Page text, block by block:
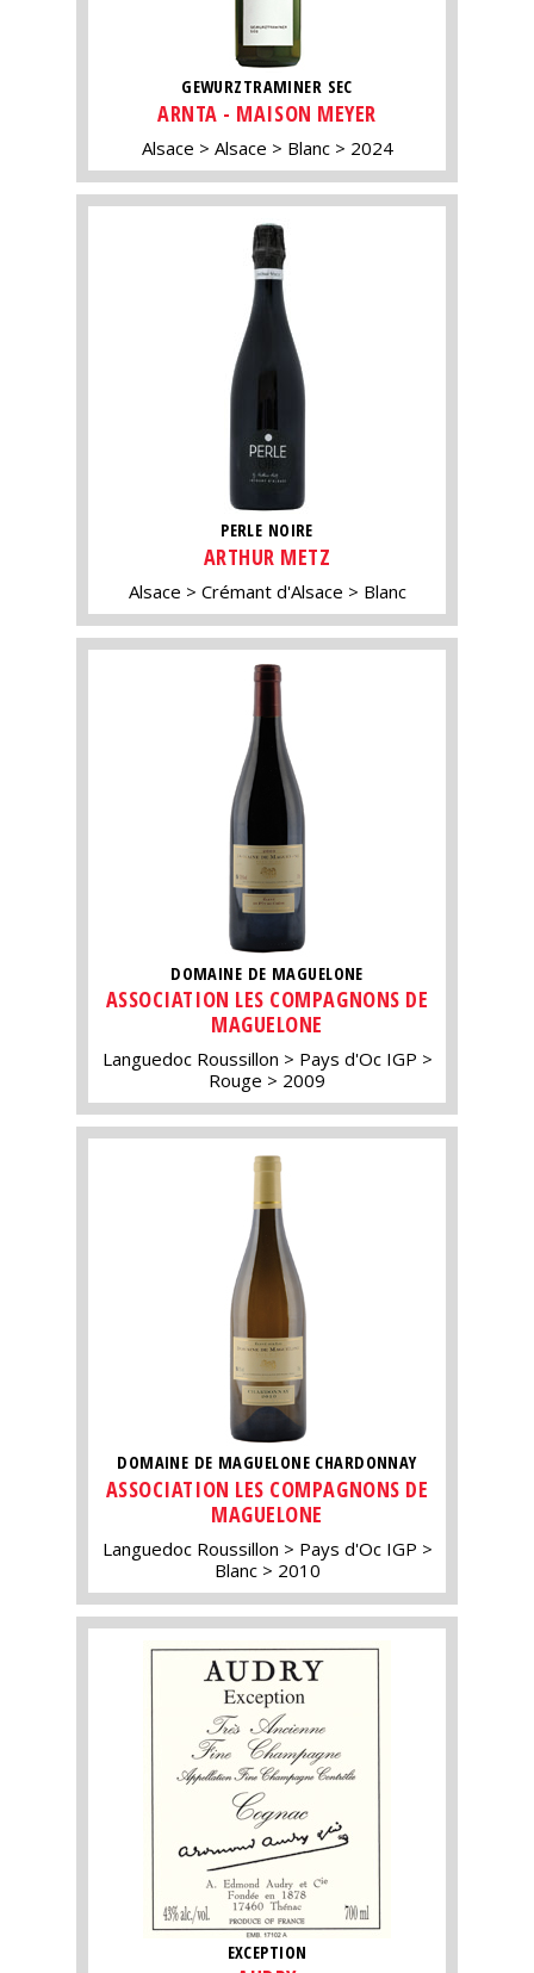
GEWURZTRAMINER SEC
ARNTA - MAISON MEYER
Alsace Alsace Blanc 2024
PERLE NOIRE
ARTHUR METZ
Alsace Crémant d'Alsace Blanc
DOMAINE DE MAGUELONE
ASSOCIATION LES COMPAGNONS DE
MAGUELONE
Languedoc Roussillon
Pays d'Oc IGP
Rouge
2009
DOMAINE DE MAGUELONE CHARDONNAY
ASSOCIATION LES COMPAGNONS DE
MAGUELONE
Languedoc Roussillon
Pays d'Oc IGP
Blanc
2010
EXCEPTION